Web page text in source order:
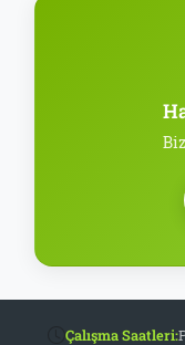
Çalışma Saatleri: